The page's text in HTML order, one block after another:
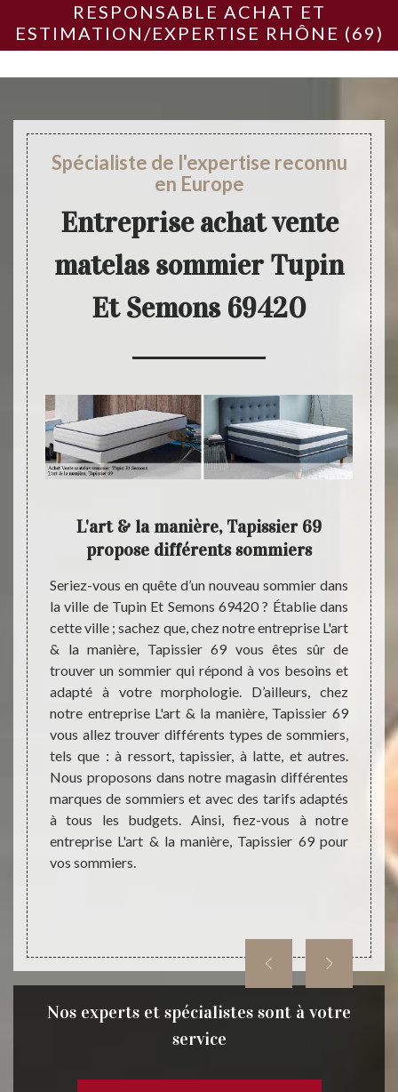
RESPONSABLE ACHAT ET
ESTIMATION/EXPERTISE RHÔNE (69)
Spécialiste de l'expertise reconnu
en Europe
Entreprise achat vente
matelas sommier Tupin
Et Semons 69420
69
à
de
;
de
êtes
L'art & la manière, Tapissier 69
propose différents sommiers
Seriez-vous en quête d’un nouveau sommier dans
la ville de Tupin Et Semons 69420 ? Établie dans
cette ville ; sachez que, chez notre entreprise L'art
& la manière, Tapissier 69 vous êtes sûr de
trouver un sommier qui répond à vos besoins et
adapté à votre morphologie. D’ailleurs, chez
notre entreprise L'art & la manière, Tapissier 69
vous allez trouver différents types de sommiers,
tels que : à ressort, tapissier, à latte, et autres.
Nous proposons dans notre magasin différentes
marques de sommiers et avec des tarifs adaptés
à tous les budgets. Ainsi, fiez-vous à notre
entreprise L'art & la manière, Tapissier 69 pour
vos sommiers.
L'art
à
de
69
et
& la
des
Nos experts et spécialistes sont à votre
service